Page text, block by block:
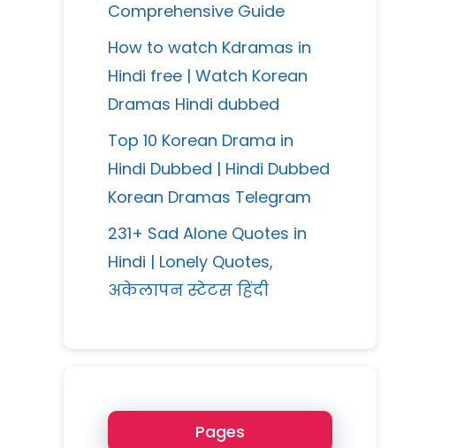
Comprehensive Guide
How to watch Kdramas in
Hindi free | Watch Korean
Dramas Hindi dubbed
Top 10 Korean Drama in
Hindi Dubbed | Hindi Dubbed
Korean Dramas Telegram
231+ Sad Alone Quotes in
Hindi | Lonely Quotes,
अकेलापन स्टेटस हिंदी
Pages